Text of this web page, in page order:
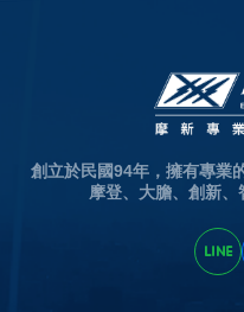
創立於民國94年，擁有專業
摩登、大膽、創新、